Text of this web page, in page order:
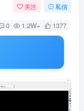
关注 私信
0 1.2W+ 1377